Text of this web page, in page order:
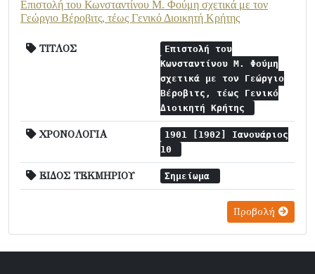
Επιστολή του Κωνσταντίνου Μ. Φούμη σχετικά με τον
Γεώργιο Βέροβιτς, τέως Γενικό Διοικητή Κρήτης
ΤΙΤΛΟΣ
Επιστολή του
Κωνσταντίνου Μ. Φούμη
σχετικά με τον Γεώργιο
Βέροβιτς, τέως Γενικό
Διοικητή Κρήτης
ΧΡΟΝΟΛΟΓΙΑ
1901 [1902] Ιανουάριος
10
ΕΙΔΟΣ ΤΕΚΜΗΡΙΟΥ Σημείωμα
Προβολή